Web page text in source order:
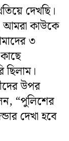
দেখছি।
আমরা কাউকে
৩
ছিলাম।
উপর
“পুলিশের
দেখা হবে